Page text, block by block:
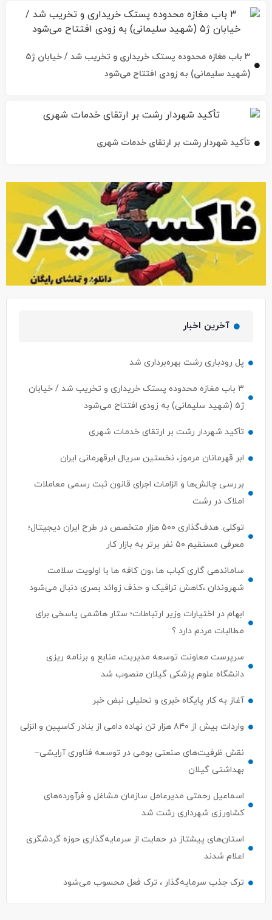
۳ باب مغازه محدوده پستک خریداری و تخریب شد / خیابان ژ۵
(شهید سلیمانی) به زودی افتتاح می‌شود
تأکید شهردار رشت بر ارتقای خدمات شهری
آخرین اخبار
پل رودباری رشت بهره‌برداری شد
۳ باب مغازه محدوده پستک خریداری و تخریب شد / خیابان
ژ۵ (شهید سلیمانی) به زودی افتتاح می‌شود
تأکید شهردار رشت بر ارتقای خدمات شهری
ابر قهرمانان مرموز، نخستین سریال ابرقهرمانی ایران
بررسی چالش‌ها و الزامات اجرای قانون ثبت رسمی معاملات
املاک در رشت
توکلی: هدف‌گذاری ۵۰۰ هزار متخصص در طرح ایران دیجیتال؛
معرفی مستقیم ۵۰ نفر برتر به بازار کار
ساماندهی گاری کباب ها ،ون کافه ها با اولویت سلامت
شهروندان ،کاهش ترافیک و حذف زوائد بصری دنبال می‌شود
ابهام در اختیارات وزیر ارتباطات؛ ستار هاشمی پاسخی برای
مطالبات مردم دارد ؟
سرپرست معاونت توسعه مدیریت، منابع و برنامه ریزی
دانشگاه علوم پزشکی گیلان منصوب شد
آغاز به کار پایگاه خبری و تحلیلی نبض خبر
واردات بیش از ۸۴۰ هزار تن نهاده دامی از بنادر كاسپین و انزلی
نقش ظرفیت‌های صنعتی بومی در توسعه فناوری آرایشی–
بهداشتی گیلان
اسماعیل رحمتی مدیرعامل سازمان مشاغل و فرآورده‌های
کشاورزی شهرداری رشت شد
استان‌های پیشتاز در حمایت از سرمایه‌گذاری حوزه گردشگری
اعلام شدند
ترک جذب سرمایه‌گذار ، ترک فعل محسوب می‌شود